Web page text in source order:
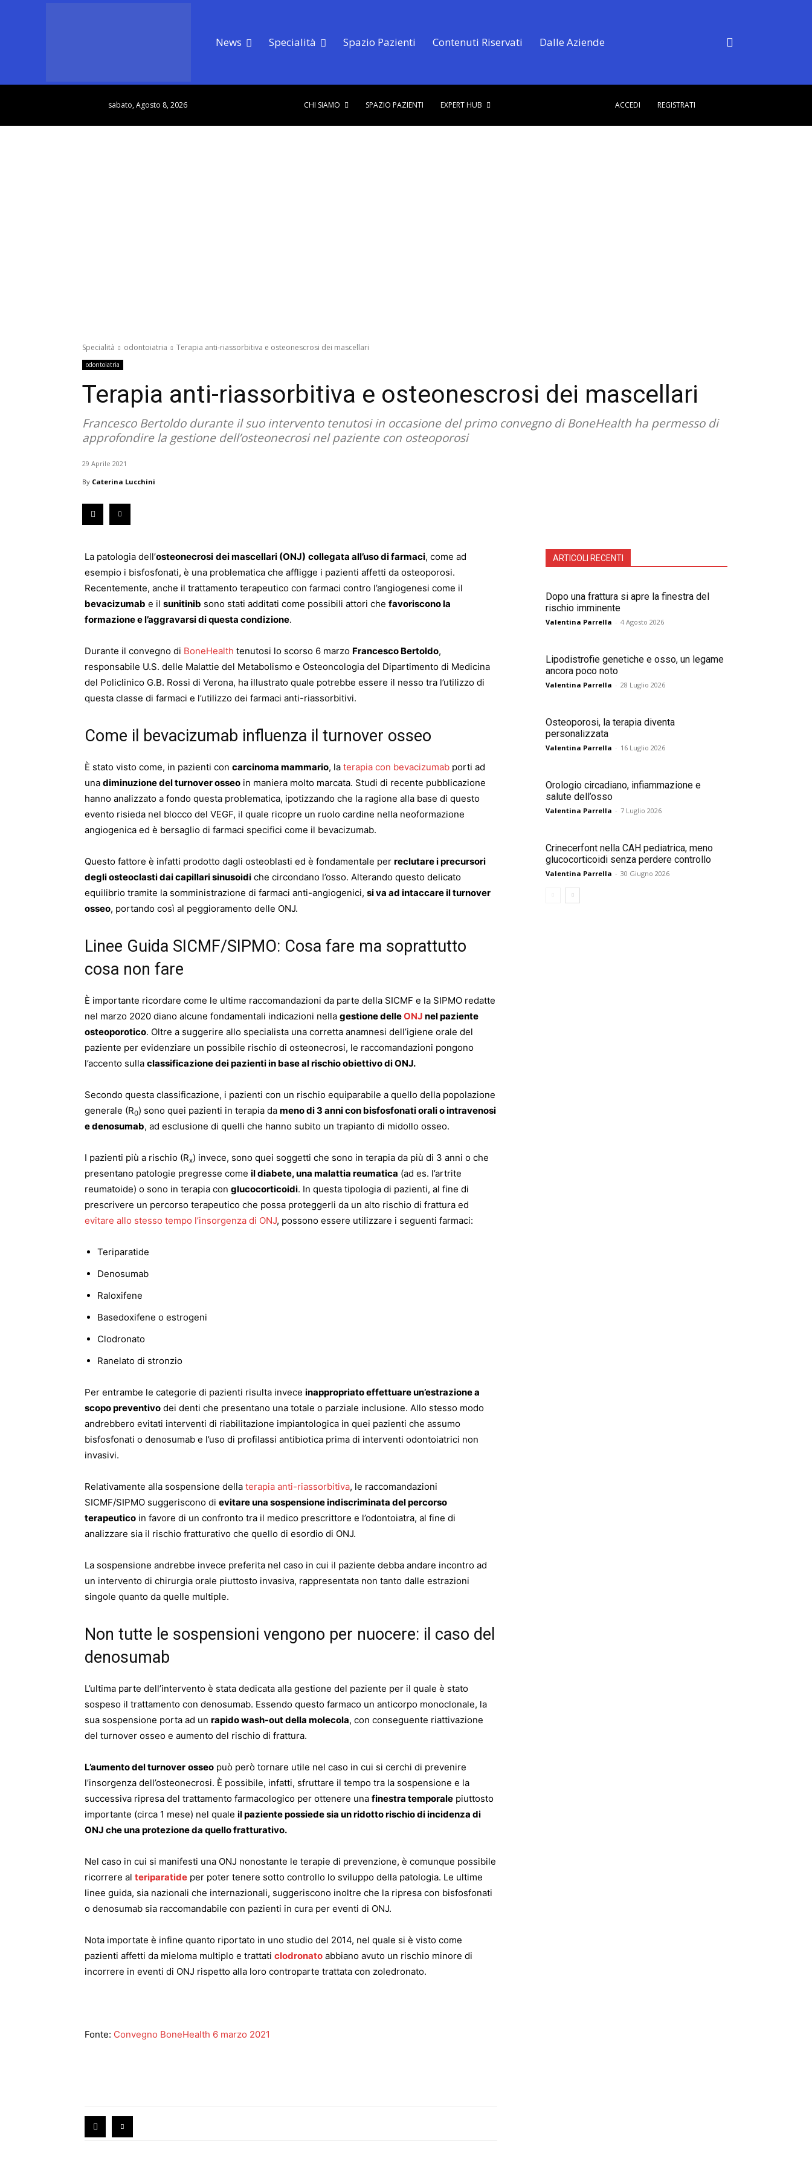
News Specialità Spazio Pazienti Contenuti Riservati Dalle Aziende
sabato, Agosto 8, 2026 CHI SIAMO SPAZIO PAZIENTI EXPERT HUB ACCEDI REGISTRATI
Specialità odontoiatria Terapia anti-riassorbitiva e osteonescrosi dei mascellari
odontoiatria
Terapia anti-riassorbitiva e osteonescrosi dei mascellari
Francesco Bertoldo durante il suo intervento tenutosi in occasione del primo convegno di BoneHealth ha permesso di
approfondire la gestione dell’osteonecrosi nel paziente con osteoporosi
29 Aprile 2021
By Caterina Lucchini
La patologia dell’osteonecrosi dei mascellari (ONJ) collegata all’uso di farmaci, come ad
esempio i bisfosfonati, è una problematica che affligge i pazienti affetti da osteoporosi.
Recentemente, anche il trattamento terapeutico con farmaci contro l’angiogenesi come il
bevacizumab e il sunitinib sono stati additati come possibili attori che favoriscono la
formazione e l’aggravarsi di questa condizione.
Durante il convegno di BoneHealth tenutosi lo scorso 6 marzo Francesco Bertoldo,
responsabile U.S. delle Malattie del Metabolismo e Osteoncologia del Dipartimento di Medicina
del Policlinico G.B. Rossi di Verona, ha illustrato quale potrebbe essere il nesso tra l’utilizzo di
questa classe di farmaci e l’utilizzo dei farmaci anti-riassorbitivi.
Come il bevacizumab influenza il turnover osseo
È stato visto come, in pazienti con carcinoma mammario, la terapia con bevacizumab porti ad
una diminuzione del turnover osseo in maniera molto marcata. Studi di recente pubblicazione
hanno analizzato a fondo questa problematica, ipotizzando che la ragione alla base di questo
evento risieda nel blocco del VEGF, il quale ricopre un ruolo cardine nella neoformazione
angiogenica ed è bersaglio di farmaci specifici come il bevacizumab.
Questo fattore è infatti prodotto dagli osteoblasti ed è fondamentale per reclutare i precursori
degli osteoclasti dai capillari sinusoidi che circondano l’osso. Alterando questo delicato
equilibrio tramite la somministrazione di farmaci anti-angiogenici, si va ad intaccare il turnover
osseo, portando così al peggioramento delle ONJ.
Linee Guida SICMF/SIPMO: Cosa fare ma soprattutto
cosa non fare
È importante ricordare come le ultime raccomandazioni da parte della SICMF e la SIPMO redatte
nel marzo 2020 diano alcune fondamentali indicazioni nella gestione delleONJ nel paziente
osteoporotico. Oltre a suggerire allo specialista una corretta anamnesi dell’igiene orale del
paziente per evidenziare un possibile rischio di osteonecrosi, le raccomandazioni pongono
l’accento sulla classificazione dei pazienti in base al rischio obiettivo di ONJ.
Secondo questa classificazione, i pazienti con un rischio equiparabile a quello della popolazione
generale (R0) sono quei pazienti in terapia da meno di 3 anni con bisfosfonati orali o intravenosi
e denosumab, ad esclusione di quelli che hanno subito un trapianto di midollo osseo.
I pazienti più a rischio (Rx) invece, sono quei soggetti che sono in terapia da più di 3 anni o che
presentano patologie pregresse come il diabete, una malattia reumatica (ad es. l’artrite
reumatoide) o sono in terapia con glucocorticoidi. In questa tipologia di pazienti, al fine di
prescrivere un percorso terapeutico che possa proteggerli da un alto rischio di frattura ed
evitare allo stesso tempo l’insorgenza di ONJ, possono essere utilizzare i seguenti farmaci:
Teriparatide
Denosumab
Raloxifene
Basedoxifene o estrogeni
Clodronato
Ranelato di stronzio
Per entrambe le categorie di pazienti risulta invece inappropriato effettuare un’estrazione a
scopo preventivo dei denti che presentano una totale o parziale inclusione. Allo stesso modo
andrebbero evitati interventi di riabilitazione impiantologica in quei pazienti che assumo
bisfosfonati o denosumab e l’uso di profilassi antibiotica prima di interventi odontoiatrici non
invasivi.
Relativamente alla sospensione della terapia anti-riassorbitiva, le raccomandazioni
SICMF/SIPMO suggeriscono di evitare una sospensione indiscriminata del percorso
terapeutico in favore di un confronto tra il medico prescrittore e l’odontoiatra, al fine di
analizzare sia il rischio fratturativo che quello di esordio di ONJ.
La sospensione andrebbe invece preferita nel caso in cui il paziente debba andare incontro ad
un intervento di chirurgia orale piuttosto invasiva, rappresentata non tanto dalle estrazioni
singole quanto da quelle multiple.
Non tutte le sospensioni vengono per nuocere: il caso del
denosumab
L’ultima parte dell’intervento è stata dedicata alla gestione del paziente per il quale è stato
sospeso il trattamento con denosumab. Essendo questo farmaco un anticorpo monoclonale, la
sua sospensione porta ad un rapido wash-out della molecola, con conseguente riattivazione
del turnover osseo e aumento del rischio di frattura.
L’aumento del turnover osseo può però tornare utile nel caso in cui si cerchi di prevenire
l’insorgenza dell’osteonecrosi. È possibile, infatti, sfruttare il tempo tra la sospensione e la
successiva ripresa del trattamento farmacologico per ottenere una finestra temporale piuttosto
importante (circa 1 mese) nel quale il paziente possiede sia un ridotto rischio di incidenza di
ONJ che una protezione da quello fratturativo.
Nel caso in cui si manifesti una ONJ nonostante le terapie di prevenzione, è comunque possibile
ricorrere al teriparatide per poter tenere sotto controllo lo sviluppo della patologia. Le ultime
linee guida, sia nazionali che internazionali, suggeriscono inoltre che la ripresa con bisfosfonati
o denosumab sia raccomandabile con pazienti in cura per eventi di ONJ.
Nota importate è infine quanto riportato in uno studio del 2014, nel quale si è visto come
pazienti affetti da mieloma multiplo e trattati clodronato abbiano avuto un rischio minore di
incorrere in eventi di ONJ rispetto alla loro controparte trattata con zoledronato.
Fonte: Convegno BoneHealth 6 marzo 2021
ARTICOLI RECENTI
Dopo una frattura si apre la finestra del
rischio imminente
Valentina Parrella - 4 Agosto 2026
Lipodistrofie genetiche e osso, un legame
ancora poco noto
Valentina Parrella - 28 Luglio 2026
Osteoporosi, la terapia diventa
personalizzata
Valentina Parrella - 16 Luglio 2026
Orologio circadiano, infiammazione e
salute dell’osso
Valentina Parrella - 7 Luglio 2026
Crinecerfont nella CAH pediatrica, meno
glucocorticoidi senza perdere controllo
Valentina Parrella - 30 Giugno 2026